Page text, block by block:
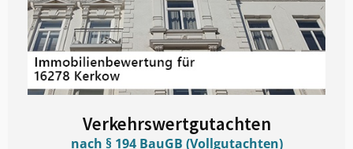
Verkehrswertgutachten
nach § 194 BauGB (Vollgutachten)